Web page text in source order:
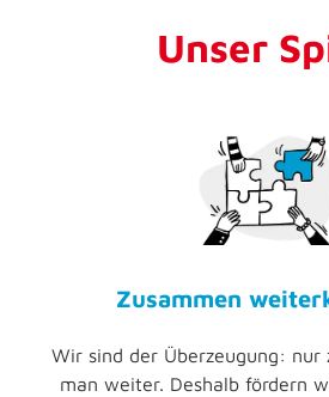
Unser
Zusammen
Wir sind der Überzeugung: nur
man weiter. Deshalb fördern